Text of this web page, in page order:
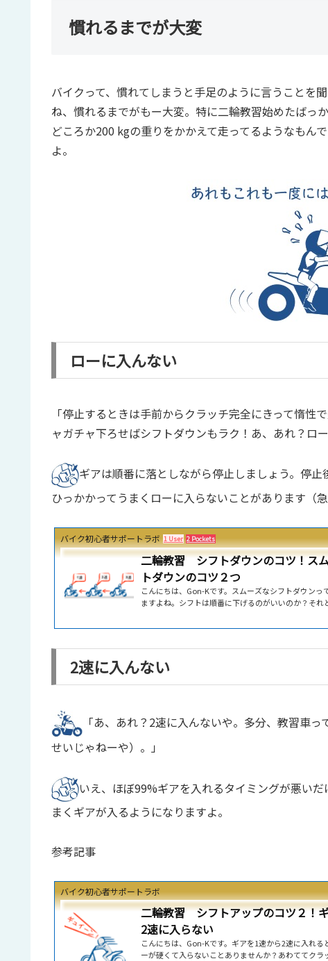
慣れるまでが大変
バイクって、慣れてしまうと手足のように言うことを
ね、慣れるまでがもー大変。特に二輪教習始めたばっ
どころか200 kgの重りをかかえて走ってるようなもん
よ。
ローに入んない
「停止するときは手前からクラッチ完全にきって惰
ャガチャ下ろせばシフトダウンもラク！あ、あれ？ロ
ギアは順番に落としながら停止しましょう。停
ひっかかってうまくローに入らないことがあります（急
バイク初心者サポートラボ 1 User 2 Pockets
二輪教習 シフトダウンのコツ！ス
トダウンのコツ２つ
こんにちは、Gon-Kです。スムーズなシフトダウンっ
ますよね。シフトは順番に下げるのがいいのか？それ
シャクしちゃう！など。結論から書きます。シフトは
ラッチを切ってシフトを下げ、また素早くつなげます
ズなシフトダウンができます。シフトは順番に下げる
げる？「シフトダウンは、バイクが止まってから一気...
2速に入んない
「あ、あれ？2速に入んないや。多分、教習車
せいじゃねーや）。」
いえ、ほぼ99%ギアを入れるタイミングが悪い
まくギアが入るようになりますよ。
参考記事
バイク初心者サポートラボ
二輪教習 シフトアップのコツ２！
2速に入らない
こんにちは、Gon-Kです。ギアを1速から2速に入れる
ーが硬くて入らないことありませんか？あわててクラ